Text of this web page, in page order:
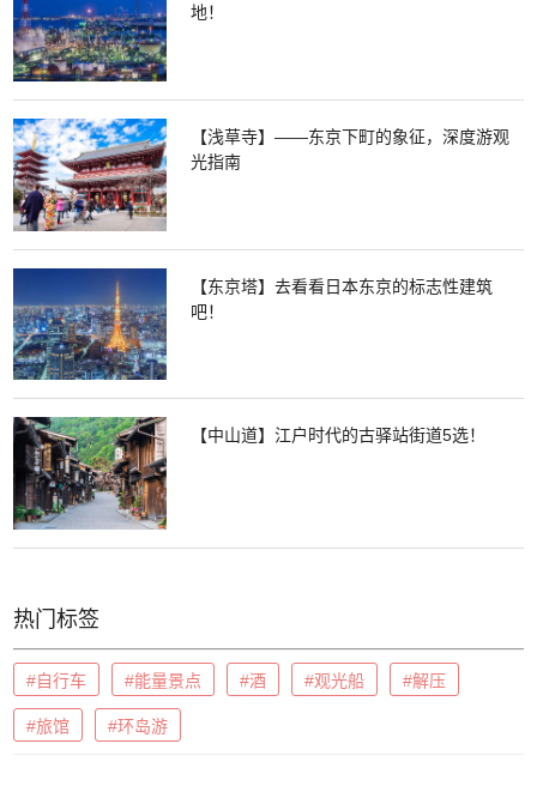
地！
【浅草寺】——东京下町的象征，深度游观
光指南
【东京塔】去看看日本东京的标志性建筑
吧！
【中山道】江户时代的古驿站街道5选！
热门标签
#自行车 #能量景点 #酒 #观光船 #解压
#旅馆 #环岛游